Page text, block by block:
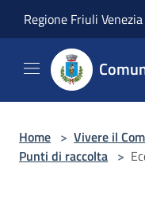
Regione Friuli
Home > Vivere il
Punti di raccolta >